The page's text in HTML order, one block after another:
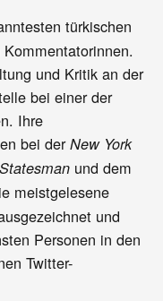
türkischen
und Kritik an der
bei einer der
Ihre
bei derNew York
und dem
meistgelesene
und
Personen in den
Twitter-